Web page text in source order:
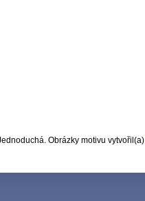
Obrázky motivu vytvořil(a)